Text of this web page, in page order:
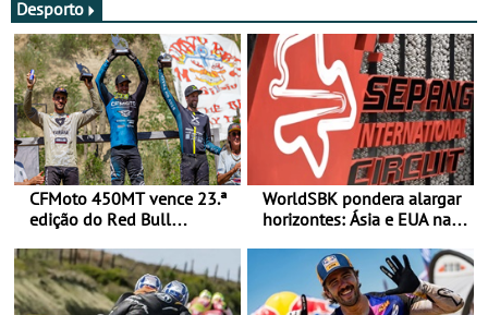
Desporto
CFMoto 450MT vence 23.ª
edição do Red Bull
Categorias Adventure -
Vitória na Ultimate, Core e
Lite
WorldSBK pondera alargar
horizontes: Ásia e EUA na